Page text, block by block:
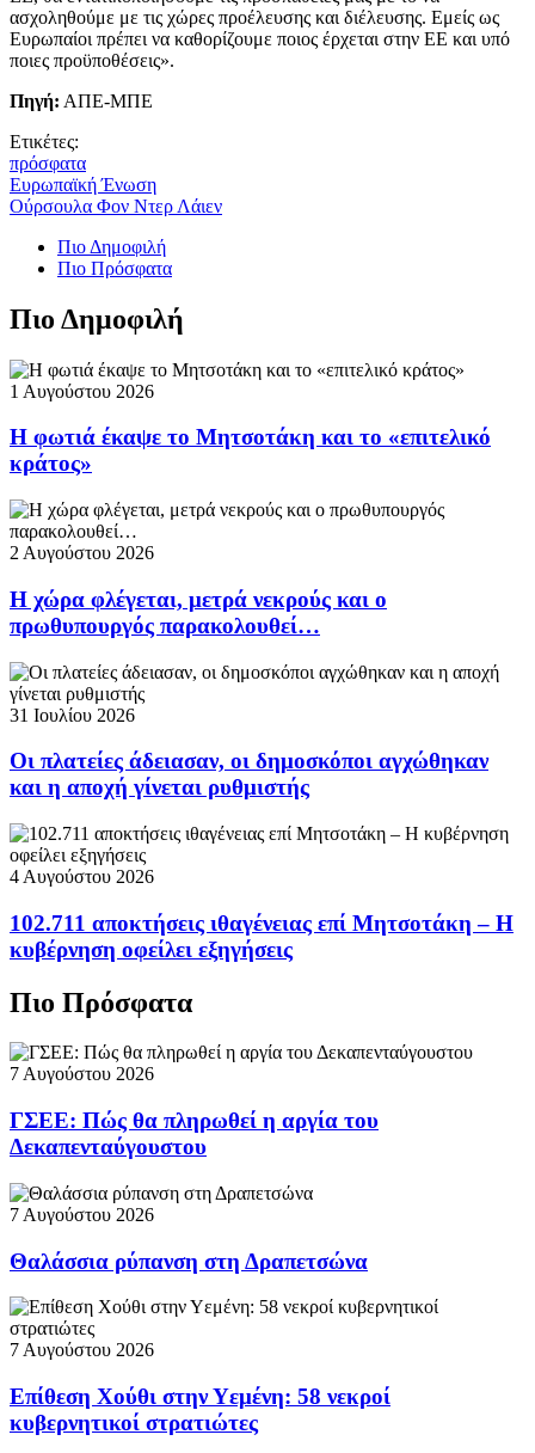
ασχοληθούμε με τις χώρες προέλευσης και διέλευσης. Εμείς ως
Ευρωπαίοι πρέπει να καθορίζουμε ποιος έρχεται στην ΕΕ και υπό
ποιες προϋποθέσεις».
Πηγή: ΑΠΕ-ΜΠΕ
Ετικέτες:
πρόσφατα
Ευρωπαϊκή Ένωση
Ούρσουλα Φον Ντερ Λάιεν
Πιο Δημοφιλή
Πιο Πρόσφατα
Πιο Δημοφιλή
1 Αυγούστου 2026
Η φωτιά έκαψε το Μητσοτάκη και το «επιτελικό
κράτος»
2 Αυγούστου 2026
Η χώρα φλέγεται, μετρά νεκρούς και ο
πρωθυπουργός παρακολουθεί…
31 Ιουλίου 2026
Οι πλατείες άδειασαν, οι δημοσκόποι αγχώθηκαν
και η αποχή γίνεται ρυθμιστής
4 Αυγούστου 2026
102.711 αποκτήσεις ιθαγένειας επί Μητσοτάκη – Η
κυβέρνηση οφείλει εξηγήσεις
Πιο Πρόσφατα
7 Αυγούστου 2026
ΓΣΕΕ: Πώς θα πληρωθεί η αργία του
Δεκαπενταύγουστου
7 Αυγούστου 2026
Θαλάσσια ρύπανση στη Δραπετσώνα
7 Αυγούστου 2026
Επίθεση Χούθι στην Υεμένη: 58 νεκροί
κυβερνητικοί στρατιώτες